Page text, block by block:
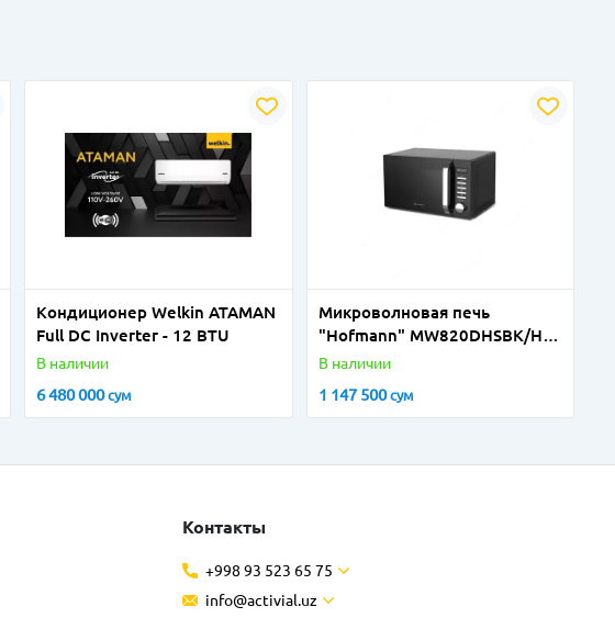
Кондиционер Welkin ATAMAN
Full DС Inverter - 12 BTU
В наличии
6 480 000сум
Микроволновая печь
"Hofmann" MW820DHSBK/HF
(Черная/Серебристая) 20 л
В наличии
1 147 500сум
Контакты
+998 93 523 65 75
info@activial.uz